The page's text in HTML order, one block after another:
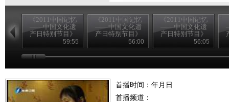
《2011中国记忆
——中国文化遗
产日特别节目》
20110611 （一）
59:55
《2011中国记忆
——中国文化遗
产日特别节目》
20110611 （二）
56:00
《2011中国记忆
——中国文化遗
产日特别节目》
20110611 （三）
56:05
首播时间：年月日
首播频道：